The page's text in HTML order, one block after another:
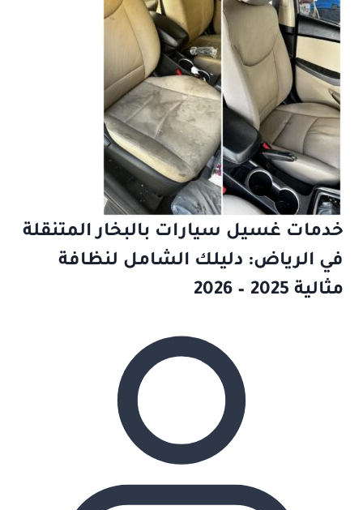
خدمات غسيل سيارات بالبخار المتنقلة
في الرياض: دليلك الشامل لنظافة
مثالية 2025 – 2026